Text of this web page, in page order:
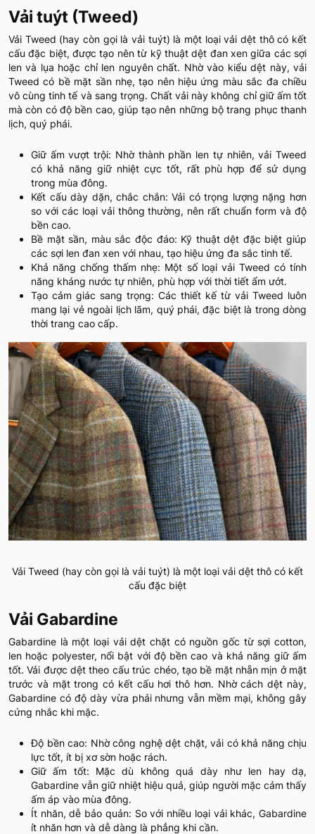
Vải tuýt (Tweed)
Vải Tweed (hay còn gọi là vải tuýt) là một loại vải dệt thô có kết
cấu đặc biệt, được tạo nên từ kỹ thuật dệt đan xen giữa các sợi
len và lụa hoặc chỉ len nguyên chất. Nhờ vào kiểu dệt này, vải
Tweed có bề mặt sần nhẹ, tạo nên hiệu ứng màu sắc đa chiều
vô cùng tinh tế và sang trọng. Chất vải này không chỉ giữ ấm tốt
mà còn có độ bền cao, giúp tạo nên những bộ trang phục thanh
lịch, quý phái.
Giữ ấm vượt trội: Nhờ thành phần len tự nhiên, vải Tweed
có khả năng giữ nhiệt cực tốt, rất phù hợp để sử dụng
trong mùa đông.
Kết cấu dày dặn, chắc chắn: Vải có trọng lượng nặng hơn
so với các loại vải thông thường, nên rất chuẩn form và độ
bền cao.
Bề mặt sần, màu sắc độc đáo: Kỹ thuật dệt đặc biệt giúp
các sợi len đan xen với nhau, tạo hiệu ứng đa sắc tinh tế.
Khả năng chống thấm nhẹ: Một số loại vải Tweed có tính
năng kháng nước tự nhiên, phù hợp với thời tiết ẩm ướt.
Tạo cảm giác sang trọng: Các thiết kế từ vải Tweed luôn
mang lại vẻ ngoài lịch lãm, quý phái, đặc biệt là trong dòng
thời trang cao cấp.
Vải Tweed (hay còn gọi là vải tuýt) là một loại vải dệt thô có kết
cấu đặc biệt
Vải Gabardine
Gabardine là một loại vải dệt chặt có nguồn gốc từ sợi cotton,
len hoặc polyester, nổi bật với độ bền cao và khả năng giữ ấm
tốt. Vải được dệt theo cấu trúc chéo, tạo bề mặt nhẵn mịn ở mặt
trước và mặt trong có kết cấu hơi thô hơn. Nhờ cách dệt này,
Gabardine có độ dày vừa phải nhưng vẫn mềm mại, không gây
cứng nhắc khi mặc.
Độ bền cao: Nhờ công nghệ dệt chặt, vải có khả năng chịu
lực tốt, ít bị xơ sờn hoặc rách.
Giữ ấm tốt: Mặc dù không quá dày như len hay dạ,
Gabardine vẫn giữ nhiệt hiệu quả, giúp người mặc cảm thấy
ấm áp vào mùa đông.
Ít nhăn, dễ bảo quản: So với nhiều loại vải khác, Gabardine
ít nhăn hơn và dễ dàng là phẳng khi cần.